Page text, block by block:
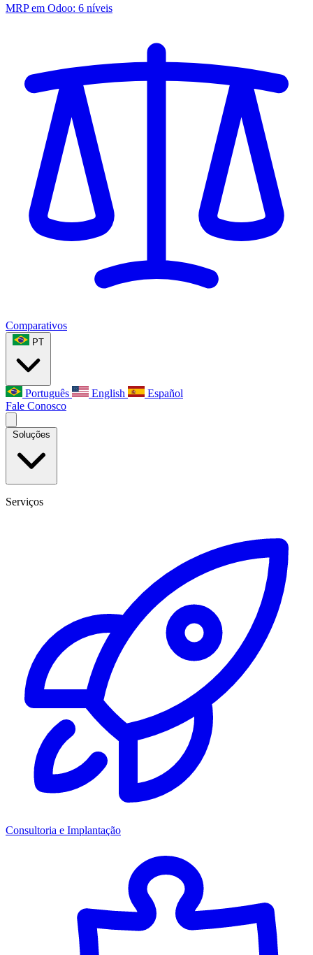
MRP em Odoo: 6 níveis
Comparativos
PT
Português English
Español
Fale Conosco
Soluções
Serviços
Consultoria e Implantação